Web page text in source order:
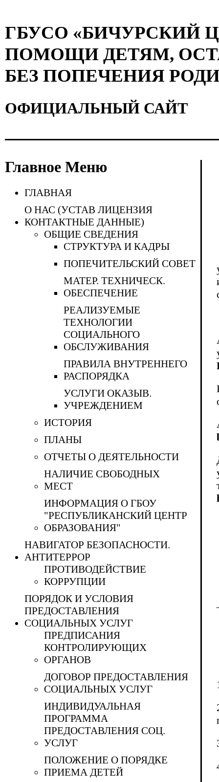
ГБУСО «БИЧУРСКИЙ
ПОМОЩИ ДЕТЯМ,
БЕЗ ПОПЕЧЕНИЯ
ОФИЦИАЛЬНЫЙ САЙТ
Главное Меню
ГЛАВНАЯ
О НАС (УСТАВ ЛИЦЕНЗИЯ
КОНТАКТНЫЕ ДАННЫЕ)
ОБЩИЕ СВЕДЕНИЯ
СТРУКТУРА И КАДРЫ
ПОПЕЧИТЕЛЬСКИЙ СОВЕТ
МАТЕР. ТЕХНИЧЕСК.
ОБЕСПЕЧЕНИЕ
РЕАЛИЗУЕМЫЕ
ТЕХНОЛОГИИ
СОЦИАЛЬНОГО
ОБСЛУЖИВАНИЯ
ПРАВИЛА ВНУТРЕННЕГО
РАСПОРЯДКА
УСЛУГИ ОКАЗЫВ.
УЧРЕЖДЕНИЕМ
ИСТОРИЯ
ПЛАНЫ
ОТЧЕТЫ О ДЕЯТЕЛЬНОСТИ
НАЛИЧИЕ СВОБОДНЫХ
МЕСТ
ИНФОРМАЦИЯ О ГБОУ
"РЕСПУБЛИКАНСКИЙ ЦЕНТР
ОБРАЗОВАНИЯ"
НАВИГАТОР БЕЗОПАСНОСТИ.
АНТИТЕРРОР
ПРОТИВОДЕЙСТВИЕ
КОРРУПЦИИ
ПОРЯДОК И УСЛОВИЯ
ПРЕДОСТАВЛЕНИЯ
СОЦИАЛЬНЫХ УСЛУГ
ПРЕДПИСАНИЯ
КОНТРОЛИРУЮЩИХ
ОРГАНОВ
ДОГОВОР ПРЕДОСТАВЛЕНИЯ
СОЦИАЛЬНЫХ УСЛУГ
ИНДИВИДУАЛЬНАЯ
ПРОГРАММА
ПРЕДОСТАВЛЕНИЯ СОЦ.
УСЛУГ
ПОЛОЖЕНИЕ О ПОРЯДКЕ
ПРИЕМА ДЕТЕЙ